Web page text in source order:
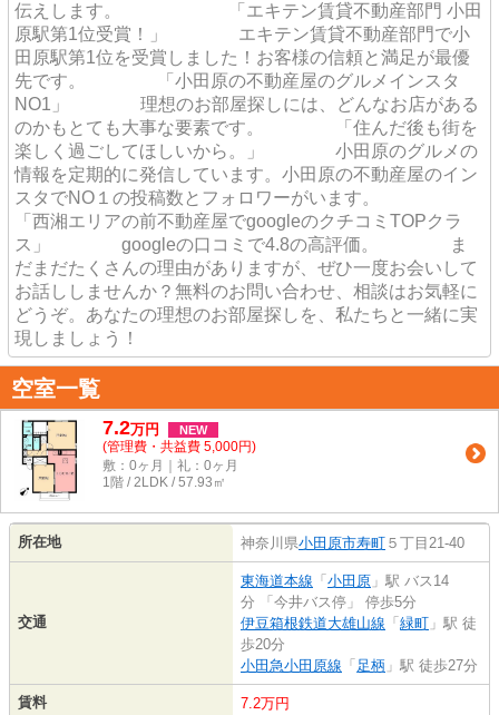
伝えします。 「エキテン賃貸不動産部門 小田
原駅第1位受賞！」 エキテン賃貸不動産部門で小
田原駅第1位を受賞しました！お客様の信頼と満足が最優
先です。 「小田原の不動産屋のグルメインスタ
NO1」 理想のお部屋探しには、どんなお店がある
のかもとても大事な要素です。 「住んだ後も街を
楽しく過ごしてほしいから。」 小田原のグルメの
情報を定期的に発信しています。小田原の不動産屋のイン
スタでNO１の投稿数とフォロワーがいます。
「西湘エリアの前不動産屋でgoogleのクチコミTOPクラ
ス」 googleの口コミで4.8の高評価。 ま
だまだたくさんの理由がありますが、ぜひ一度お会いして
お話ししませんか？無料のお問い合わせ、相談はお気軽に
どうぞ。あなたの理想のお部屋探しを、私たちと一緒に実
現しましょう！
空室一覧
7.2万円 NEW
(管理費・共益費 5,000円)
敷：0ヶ月｜礼：0ヶ月
1階 / 2LDK / 57.93㎡
所在地 神奈川県小田原市寿町 ５丁目21-40
交通
東海道本線 「 小田原 」駅 バス14
分 「今井バス停」 停歩5分
伊豆箱根鉄道大雄山線 「 緑町 」駅 徒
歩20分
小田急小田原線 「 足柄 」駅 徒歩27分
賃料 7.2万円